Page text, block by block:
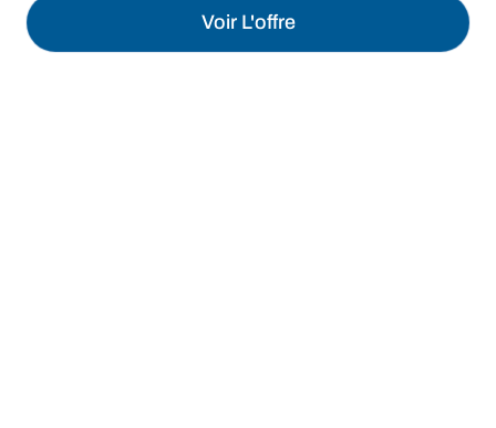
Voir L'offre